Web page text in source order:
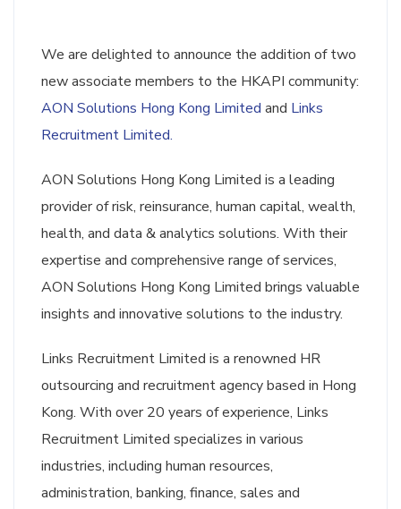
We are delighted to announce the addition of two
new associate members to the HKAPI community:
AON Solutions Hong Kong Limited and Links
Recruitment Limited.
AON Solutions Hong Kong Limited is a leading
provider of risk, reinsurance, human capital, wealth,
health, and data & analytics solutions. With their
expertise and comprehensive range of services,
AON Solutions Hong Kong Limited brings valuable
insights and innovative solutions to the industry.
Links Recruitment Limited is a renowned HR
outsourcing and recruitment agency based in Hong
Kong. With over 20 years of experience, Links
Recruitment Limited specializes in various
industries, including human resources,
administration, banking, finance, sales and